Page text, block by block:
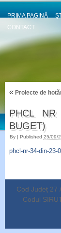
PRIMA PAGINĂ
CONTACT
«Proiecte de
PHCL NR
BUGET)
By | Published 25/09/
phcl-nr-34-din-23-
Cod Județ 27
Codul